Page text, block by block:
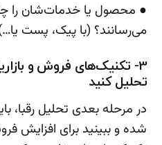
● محصول یا خدمات‌شان را
می‌رسانند؟ (با پیک، پست
3- تکنیک‌های فروش و
تحلیل کنید
در مرحله بعدی تحلیل رقبا،
شده و ببینید برای افزایش